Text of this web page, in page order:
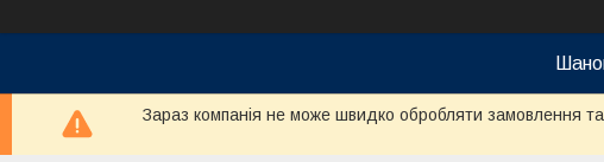
Зараз компанія не може швидко обробляти замовлення